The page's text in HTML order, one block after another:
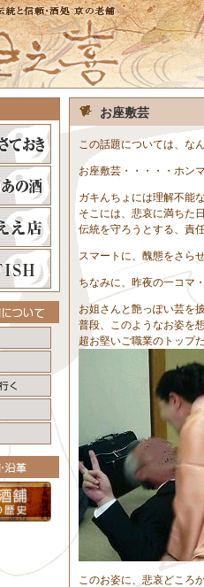
お座敷芸
この話題については、な
お座敷芸・・・・・ホン
ガキんちょには理解不能
そこには、悲哀に満ちた
伝統を守ろうとする、責
スマートに、醜態をさら
ちなみに、昨夜の一コマ
お姐さんと艶っぽい芸を
普段、このようなお姿を
超お堅いご職業のトップ
このお姿に、悲哀どころ